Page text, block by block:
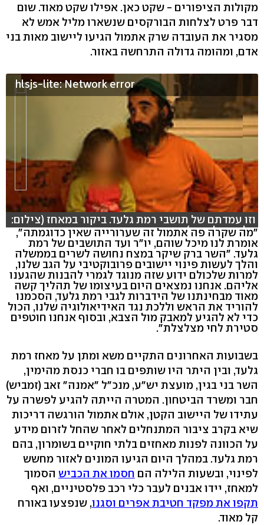
מקולות הציפורים - שקט כאן. אפילו שקט מאוד. שום
דבר פרט לצלחות הבורקסים שנשארו מליל אמש לא
מסגיר את העובדה שרק אתמול הגיעו ליישוב מאות בני
אדם, ומהומה גדולה התרחשה באזור.
hlsjs-lite: Network error
וזו עמדתם של תושבי רמת גלעד. ביקור במאחז (צילום:
אלי מנדלבאום)
"מה שקרה פה אתמול זה שערורייה שאין כדוגמתה",
אומרת לנו מיכל שוהם, יו"ר ועד התושבים של רמת
גלעד. "השר ברק שיקר במצח נחושה לשרים בממשלה
והלך לעשות פינוי יישובים פרובוקטיבי על הגב שלנו,
למרות שלכולם ידוע שזה מנוגד לגמרי להבנות שהגענו
אליהם. אנחנו נמצאים היום בעיצומו של תהליך קשה
מאוד מבחינתנו של הידברות לגבי רמת גלעד, הסכמנו
להוריד את הראש וללכת נגד האידיאולוגיה שלנו, הכול
כדי לא להגיע למאבק מול הצבא, ובסוף אנחנו חוטפים
סטירת לחי מצלצלת".
בשבועות האחרונים התקיים משא ומתן על מאחז רמת
גלעד, ובין היתר היו שותפים בו חברי כנסת מהימין,
השר בני בגין, מועצת יש"ע, מנכ"ל "אמנה" זאב (זמביש)
חבר ומשרד הביטחון. המטרה הייתה להגיע לפשרה על
עתידו של היישוב הקטן, אולם אתמול הורגשה דריכות
שיא בקרב ציבור המתנחלים לאחר שהחל לזרום מידע
על הכוונה לפנות מאחזים בלתי חוקיים בשומרון, בהם
רמת גלעד. במהלך היום הגיעו המונים לאזור מחשש
לפינוי, ובשעות הלילה הם חסמו את הכביש הסמוך
למאחז, יידו אבנים לעבר כלי רכב פלסטיניים, ואף
תקפו את מפקד חטיבת אפרים וסגנו, שנפצעו באורח
קל מאוד.